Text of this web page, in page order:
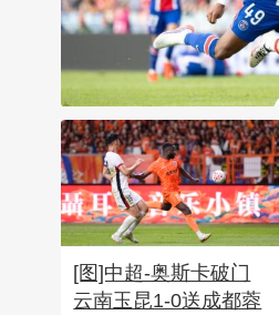
[图]友谊赛：姆伯莫
耶建功 曼联1-1巴黎
[图]中超-奥斯卡破门
云南玉昆1-0送成都蓉